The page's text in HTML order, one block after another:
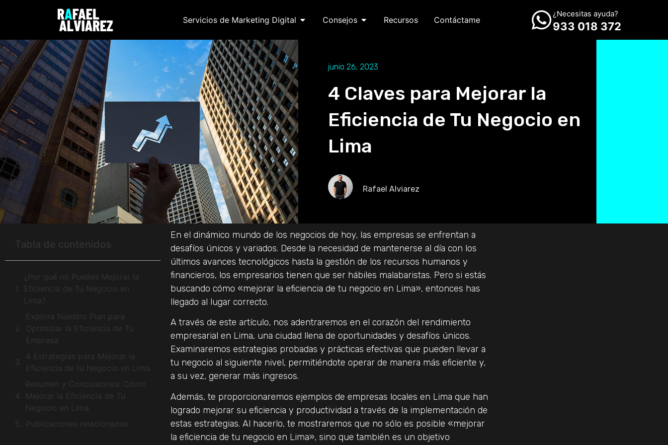
Servicios de Marketing Digital Consejos Recursos Contáctame
¿Necesitas ayuda?
933 018 372
junio 26, 2023
4 Claves para Mejorar la
Eficiencia de Tu Negocio en
Lima
Rafael Alviarez
Tabla de contenidos
¿Por qué no Puedes Mejorar la
Eficiencia de Tu Negocio en
Lima?
Explora Nuestro Plan para
Optimizar la Eficiencia de Tu
Empresa
4 Estrategias para Mejorar la
Eficiencia de tu Negocio en Lima
Resumen y Conclusiones: Cómo
Mejorar la Eficiencia de Tu
Negocio en Lima
Publicaciones relacionadas
En el dinámico mundo de los negocios de hoy, las empresas se enfrentan a
desafíos únicos y variados. Desde la necesidad de mantenerse al día con los
últimos avances tecnológicos hasta la gestión de los recursos humanos y
financieros, los empresarios tienen que ser hábiles malabaristas. Pero si estás
buscando cómo «mejorar la eficiencia de tu negocio en Lima», entonces has
llegado al lugar correcto.
A través de este artículo, nos adentraremos en el corazón del rendimiento
empresarial en Lima, una ciudad llena de oportunidades y desafíos únicos.
Examinaremos estrategias probadas y prácticas efectivas que pueden llevar a
tu negocio al siguiente nivel, permitiéndote operar de manera más eficiente y,
a su vez, generar más ingresos.
Además, te proporcionaremos ejemplos de empresas locales en Lima que han
logrado mejorar su eficiencia y productividad a través de la implementación de
estas estrategias. Al hacerlo, te mostraremos que no sólo es posible «mejorar
la eficiencia de tu negocio en Lima», sino que también es un objetivo